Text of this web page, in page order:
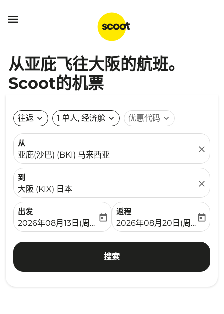

从亚庇飞往大阪的航班。
Scoot的机票
往返 expand_more 1 单人, 经济舱 expand_more 优惠代码 expand_more
从
亚庇(沙巴) (BKI) 马来西亚
close
到
大阪 (KIX) 日本
close
出发
fc-booking-departure-date-aria-label
2026年08月13日(周四)
today
返程
fc-booking-return-date-
2026年08月20日(周四)
today
搜索